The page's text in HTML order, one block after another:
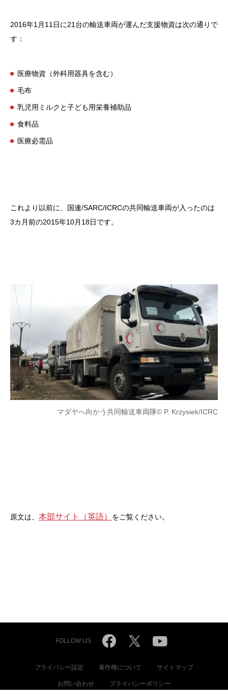
2016年1月11日に21台の輸送車両が運んだ支援物資は次の通りで
す：
医療物資（外科用器具を含む）
毛布
乳児用ミルクと子ども用栄養補助品
食料品
医療必需品
これより以前に、国連/SARC/ICRCの共同輸送車両が入ったのは
3カ月前の2015年10月18日です。
マダヤへ向かう共同輸送車両隊© P. Krzysiek/ICRC
原文は、 本部サイト（英語） をご覧ください。
FOLLOW US
プライバシー設定 著作権について サイトマップ
お問い合わせ プライバシーポリシー